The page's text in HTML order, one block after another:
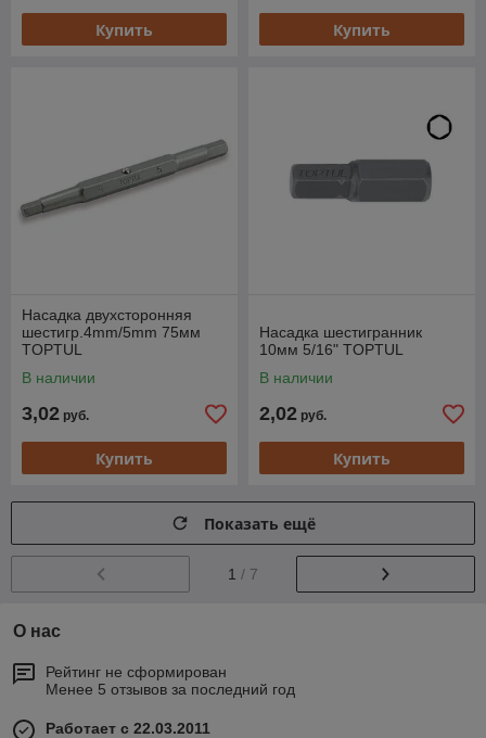
Купить Купить
Насадка двухсторонняя
шестигр.4mm/5mm 75мм
TOPTUL
В наличии
3,02 руб.
Купить
Насадка шестигранник
10мм 5/16" TOPTUL
В наличии
2,02 руб.
Купить
Показать ещё
1 / 7
О нас
Рейтинг не сформирован
Менее 5 отзывов за последний год
Работает с 22.03.2011